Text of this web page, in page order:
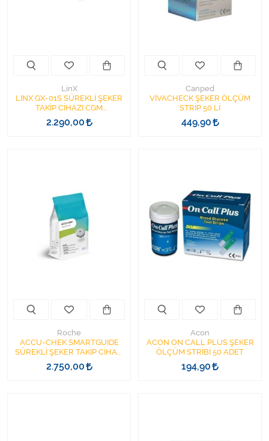
Ortopedi Ürünleri
Ortopedi Ürünleri
Sarf Malzemeleri
Sarf Malzemeleri
Tıbbi Tekstil Ürünleri
Tüm Kategorileri Gör
LinX
LINX GX-01S SÜREKLİ ŞEKER
TAKİP CİHAZI CGM
CONTINUOUS GLUCOSE
MONITORING SENSÖR
2.290,00
Canped
VİVACHECK ŞEKER ÖLÇÜM
STRİP 50 Lİ
449,90
Roche
ACCU-CHEK SMARTGUIDE
SÜREKLİ ŞEKER TAKİP CİHAZI
CGM CONTINUOUS GLUCOSE
MONITORING
2.750,00
Acon
ACON ON CALL PLUS ŞEKER
ÖLÇÜM STRİBİ 50 ADET
194,90